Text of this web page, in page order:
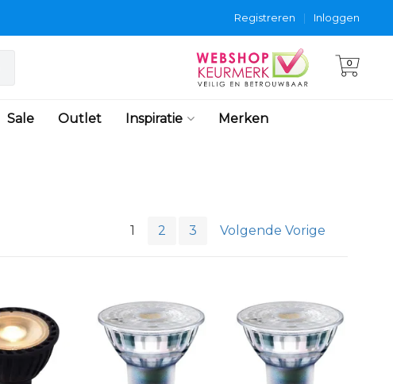
Inloggen
|
Registreren
0
Sale Outlet Inspiratie Merken
1 2 3 Volgende Vorige